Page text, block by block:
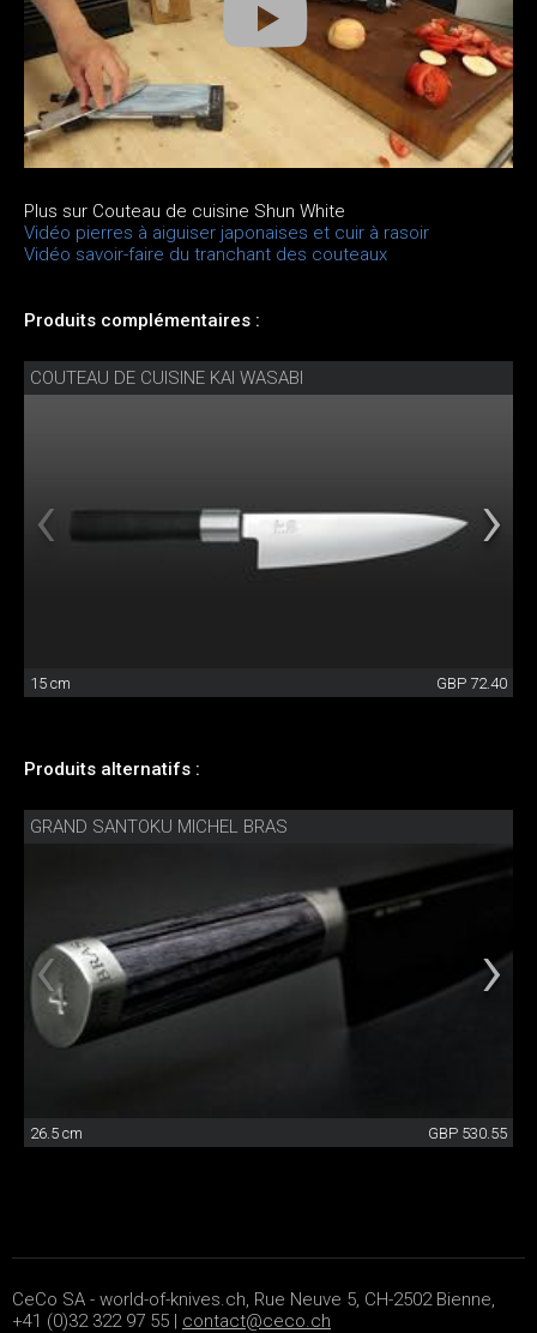
Plus sur Couteau de cuisine Shun White
Vidéo pierres à aiguiser japonaises et cuir à rasoir
Vidéo savoir-faire du tranchant des couteaux
Produits complémentaires :
COUTEAU DE CUISINE KAI WASABI
15 cm GBP 72.40
Produits alternatifs :
GRAND SANTOKU MICHEL BRAS
26.5 cm GBP 530.55
CeCo SA - world-of-knives.ch, Rue Neuve 5, CH-2502 Bienne,
+41 (0)32 322 97 55 | contact@ceco.ch